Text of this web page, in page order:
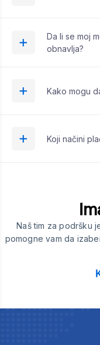
Da li se moj
obnavlja?
Kako mogu
Koji načini
Naš tim za podršku
pomogne vam da